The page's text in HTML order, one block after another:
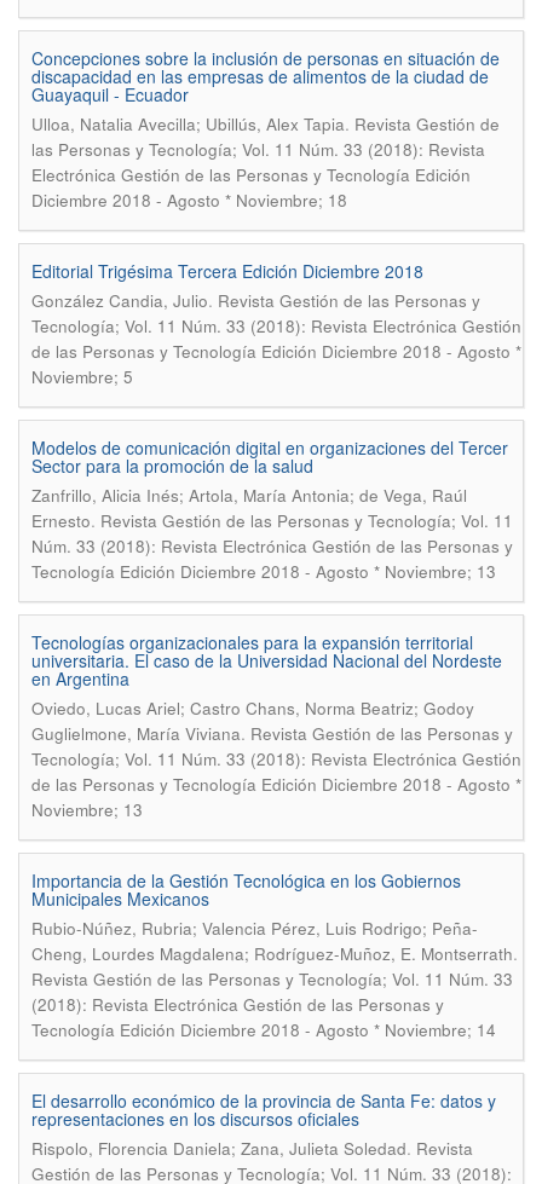
Concepciones sobre la inclusión de personas en situación de
discapacidad en las empresas de alimentos de la ciudad de
Guayaquil - Ecuador
Ulloa, Natalia Avecilla; Ubillús, Alex Tapia. Revista Gestión de
las Personas y Tecnología; Vol. 11 Núm. 33 (2018): Revista
Electrónica Gestión de las Personas y Tecnología Edición
Diciembre 2018 - Agosto * Noviembre; 18
Editorial Trigésima Tercera Edición Diciembre 2018
González Candia, Julio. Revista Gestión de las Personas y
Tecnología; Vol. 11 Núm. 33 (2018): Revista Electrónica Gestión
de las Personas y Tecnología Edición Diciembre 2018 - Agosto *
Noviembre; 5
Modelos de comunicación digital en organizaciones del Tercer
Sector para la promoción de la salud
Zanfrillo, Alicia Inés; Artola, María Antonia; de Vega, Raúl
Ernesto. Revista Gestión de las Personas y Tecnología; Vol. 11
Núm. 33 (2018): Revista Electrónica Gestión de las Personas y
Tecnología Edición Diciembre 2018 - Agosto * Noviembre; 13
Tecnologías organizacionales para la expansión territorial
universitaria. El caso de la Universidad Nacional del Nordeste
en Argentina
Oviedo, Lucas Ariel; Castro Chans, Norma Beatriz; Godoy
Guglielmone, María Viviana. Revista Gestión de las Personas y
Tecnología; Vol. 11 Núm. 33 (2018): Revista Electrónica Gestión
de las Personas y Tecnología Edición Diciembre 2018 - Agosto *
Noviembre; 13
Importancia de la Gestión Tecnológica en los Gobiernos
Municipales Mexicanos
Rubio-Núñez, Rubria; Valencia Pérez, Luis Rodrigo; Peña-
Cheng, Lourdes Magdalena; Rodríguez-Muñoz, E. Montserrath.
Revista Gestión de las Personas y Tecnología; Vol. 11 Núm. 33
(2018): Revista Electrónica Gestión de las Personas y
Tecnología Edición Diciembre 2018 - Agosto * Noviembre; 14
El desarrollo económico de la provincia de Santa Fe: datos y
representaciones en los discursos oficiales
Rispolo, Florencia Daniela; Zana, Julieta Soledad. Revista
Gestión de las Personas y Tecnología; Vol. 11 Núm. 33 (2018):